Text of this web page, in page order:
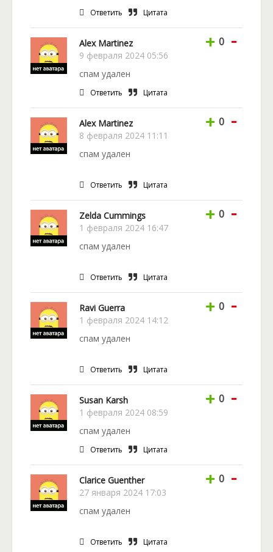
Ответить Цитата
Alex Martinez
9 февраля 2024 05:56
+ 0 -
спам удален
Ответить Цитата
Alex Martinez
8 февраля 2024 11:11
+ 0 -
спам удален
Ответить Цитата
Zelda Cummings
1 февраля 2024 16:47
+ 0 -
спам удален
Ответить Цитата
Ravi Guerra
1 февраля 2024 14:12
+ 0 -
спам удален
Ответить Цитата
Susan Karsh
1 февраля 2024 08:59
+ 0 -
спам удален
Ответить Цитата
Clarice Guenther
27 января 2024 17:03
+ 0 -
спам удален
Ответить Цитата